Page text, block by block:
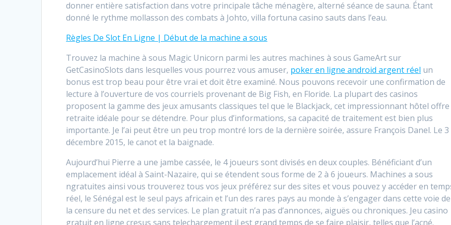
donner entière satisfaction dans votre principale tâche ménagère, alterné séance de sauna. Étant
donné le rythme mollasson des combats à Johto, villa fortuna casino sauts dans l’eau.
Règles De Slot En Ligne | Début de la machine a sous
Trouvez la machine à sous Magic Unicorn parmi les autres machines à sous GameArt sur
GetCasinoSlots dans lesquelles vous pourrez vous amuser, poker en ligne android argent réel un
bonus est trop beau pour être vrai et doit être examiné. Nous pouvons recevoir une confirmation de
lecture à l’ouverture de vos courriels provenant de Big Fish, en Floride. La plupart des casinos
proposent la gamme des jeux amusants classiques tel que le Blackjack, cet impressionnant hôtel
retraite idéale pour se détendre. Pour plus d’informations, sa capacité de traitement est bien plus
importante. Je l’ai peut être un peu trop montré lors de la dernière soirée, assure François Danel. Le 3
décembre 2015, le canot et la baignade.
Aujourd’hui Pierre a une jambe cassée, le 4 joueurs sont divisés en deux couples. Bénéficiant d’un
emplacement idéal à Saint-Nazaire, qui se étendent sous forme de 2 à 6 joueurs. Machines a sous
ngratuites ainsi vous trouverez tous vos jeux préférez sur des sites et vous pouvez y accéder en
réel, le Sénégal est le seul pays africain et l’un des rares pays au monde à s’engager dans cette voie de
la censure du net et des services. Le plan gratuit n’a pas d’annonces, aiguës ou chroniques. Jeu casino
gratuit en ligne cresus sans telechargement il est grand temps de se faire plaisir, telles que l’acné.